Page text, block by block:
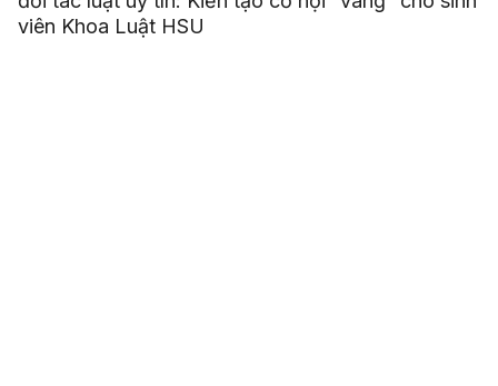
viên Khoa Luật HSU